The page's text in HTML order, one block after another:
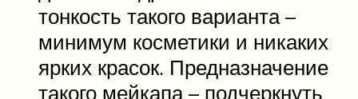
тонкость такого варианта –
минимум косметики и никаких
ярких красок. Предназначение
такого мейкапа – подчеркнуть